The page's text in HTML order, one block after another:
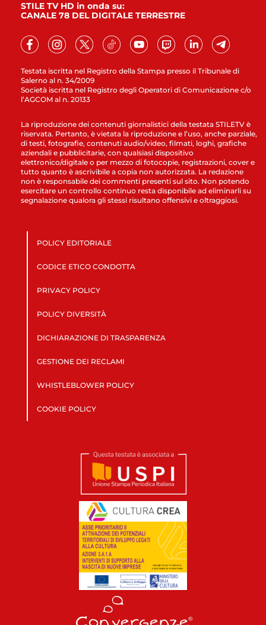
Testata iscritta nel Registro della Stampa presso il Tribunale di
Salerno al n. 34/2009
Società iscritta nel Registro degli Operatori di Comunicazione c/o
l’AGCOM al n. 20133
STILE TV HD in onda su:
CANALE 78 DEL DIGITALE TERRESTRE
La riproduzione dei contenuti giornalistici della testata STILETV è
riservata. Pertanto, è vietata la riproduzione e l’uso, anche parziale,
di testi, fotografie, contenuti audio/video, filmati, loghi, grafiche
aziendali e pubblicitarie, con qualsiasi dispositivo
elettronico/digitale o per mezzo di fotocopie, registrazioni, cover e
tutto quanto è ascrivibile a copia non autorizzata. La redazione
non è responsabile dei commenti presenti sul sito. Non potendo
esercitare un controllo continuo resta disponibile ad eliminarli su
segnalazione qualora gli stessi risultano offensivi e oltraggiosi.
POLICY EDITORIALE
CODICE ETICO CONDOTTA
PRIVACY POLICY
POLICY DIVERSITÀ
DICHIARAZIONE DI TRASPARENZA
GESTIONE DEI RECLAMI
WHISTLEBLOWER POLICY
COOKIE POLICY